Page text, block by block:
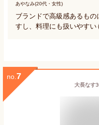
あやなみ(20代・女性)
ブランドで高級感あるも
すし、料理にも扱いやすい
no. 7
大長なす